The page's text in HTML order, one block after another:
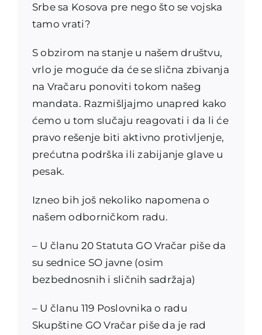
Srbe sa Kosova pre nego što se vojska
tamo vrati?
S obzirom na stanje u našem društvu,
vrlo je moguće da će se slična zbivanja
na Vračaru ponoviti tokom našeg
mandata. Razmišljajmo unapred kako
ćemo u tom slučaju reagovati i da li će
pravo rešenje biti aktivno protivljenje,
prećutna podrška ili zabijanje glave u
pesak.
Izneo bih još nekoliko napomena o
našem odborničkom radu.
– U članu 20 Statuta GO Vračar piše da
su sednice SO javne (osim
bezbednosnih i sličnih sadržaja)
– U članu 119 Poslovnika o radu
Skupštine GO Vračar piše da je rad